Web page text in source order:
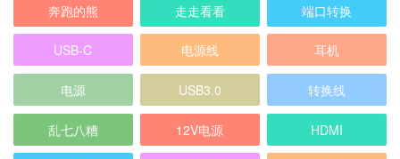
奔跑的熊 走走看看 端口转换
USB-C 电源线 耳机
电源 USB3.0 转换线
乱七八糟 12V电源 HDMI